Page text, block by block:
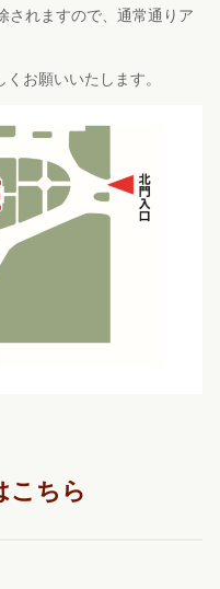
れますので、通常通りア
お願いいたします。
こちら